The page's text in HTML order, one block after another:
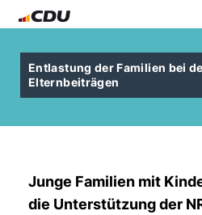
Entlastung der Familien bei
Elternbeiträgen
Junge Familien mit
die Unterstützung der